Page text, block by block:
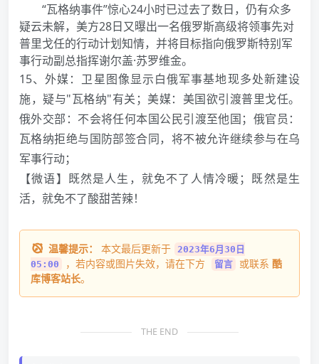
“瓦格纳事件”惊心24小时已过去了数日，仍有众多
疑云未解，美方28日又曝出一名俄罗斯高级将领事先对
普里戈任的行动计划知情，并将目标指向俄罗斯特别军
事行动副总指挥谢尔盖·苏罗维金。
15、外媒：卫星图像显示白俄军事基地现多处新建设
施，疑与"瓦格纳"有关；美媒：美国欲引渡普里戈任。
俄外交部：不会将任何本国公民引渡至他国；俄官员：
瓦格纳拒绝与国防部签合同，将不被允许继续参与在乌
军事行动；
【微语】既然是人生，就免不了人情冷暖；既然是生
活，就免不了酸甜苦辣！
温馨提示： 本文最后更新于 2023年6月30日
05:00
，若内容或图片失效，请在下方 留言 或联系 酷
库博客站长。
THE END